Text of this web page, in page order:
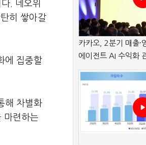
. 네오위
히 쌓아갈
에 집중할
해 차별화
마련하는
카카오, 2분기 매출·
에이전트 AI 수익화